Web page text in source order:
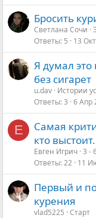
Бросить
Светлана Сочи
Ответы 5 13
Я думал
без сигарет
u.dav Истории
Ответы 3 6 Апр
Е
Самая
кто выстоит.
Евген Игрич 3 -
Ответы 22 11
Первый и
курения
vlad5225 Старт